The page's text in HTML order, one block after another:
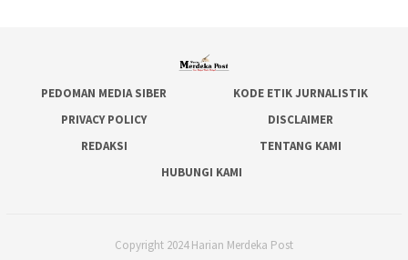
PEDOMAN MEDIA SIBER
KODE ETIK JURNALISTIK
PRIVACY POLICY
DISCLAIMER
REDAKSI
TENTANG KAMI
HUBUNGI KAMI
Copyright 2024 Harian Merdeka Post